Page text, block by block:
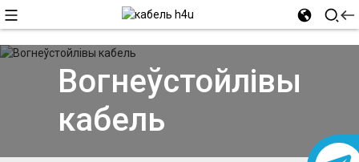
Вогнеўстойлівы
кабель